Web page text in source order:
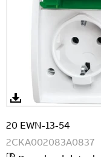
20 EWN-13-54
2CKA002083A0837